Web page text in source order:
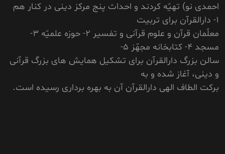
احمدى نو) تهيّه کردند و احداث پنج مرکز دينى در کنار هم
1- دارالقرآن براى تربيت
معلّمان قرآن و علوم قرآنى و تفسير 2- حوزه علميّه 3-
مسجد 4- کتابخانه مجهّز 5-
سالن بزرگ دارالقرآن براى تشکيل همايش هاى بزرگ قرآنى
و دينى، آغاز شده و به
برکت الطاف الهى دارالقرآن آن به بهره بردارى رسيده است.